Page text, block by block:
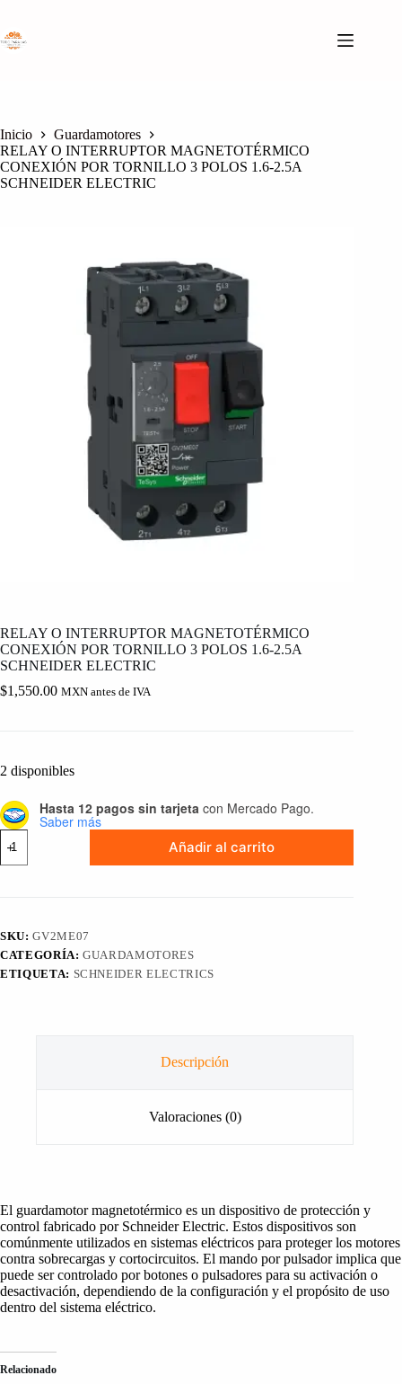
contenido
Inicio
Guardamotores
RELAY O INTERRUPTOR MAGNETOTÉRMICO
CONEXIÓN POR TORNILLO 3 POLOS 1.6-2.5A
SCHNEIDER ELECTRIC
RELAY O INTERRUPTOR MAGNETOTÉRMICO
CONEXIÓN POR TORNILLO 3 POLOS 1.6-2.5A
SCHNEIDER ELECTRIC
$1,550.00 MXN antes de IVA
2 disponibles
Hasta 12 pagos sin tarjeta con Mercado Pago.
Saber más
RELAY
O
INTERRUPTOR
3
POLOS
1.6-
Añadir al carrito
SKU:GV2ME07
CATEGORÍA:GUARDAMOTORES
ETIQUETA: SCHNEIDER ELECTRICS
Descripción
Valoraciones (0)
El guardamotor magnetotérmico es un dispositivo de protección y
control fabricado por Schneider Electric. Estos dispositivos son
comúnmente utilizados en sistemas eléctricos para proteger los motores
contra sobrecargas y cortocircuitos. El mando por pulsador implica que
puede ser controlado por botones o pulsadores para su activación o
desactivación, dependiendo de la configuración y el propósito de uso
dentro del sistema eléctrico.
Relacionado